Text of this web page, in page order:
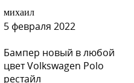
H01 - LETNIY PESOK
михаил
5 февраля 2022
Бампер новый в любой
цвет Volkswagen Polo
рестайл